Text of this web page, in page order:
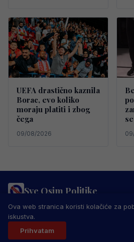
UEFA drastično kaznila
Borac, evo koliko
moraju platiti i zbog
čega
09/08/2026
Sve Osim Politike
PRAVILA PRIVATNOSTI MARKETING
IMPRESSUM
© 2026 Sve Osim Politike. Sva prava
Ova web stranica koristi kolačiće za
iskustva.
Prihvatam